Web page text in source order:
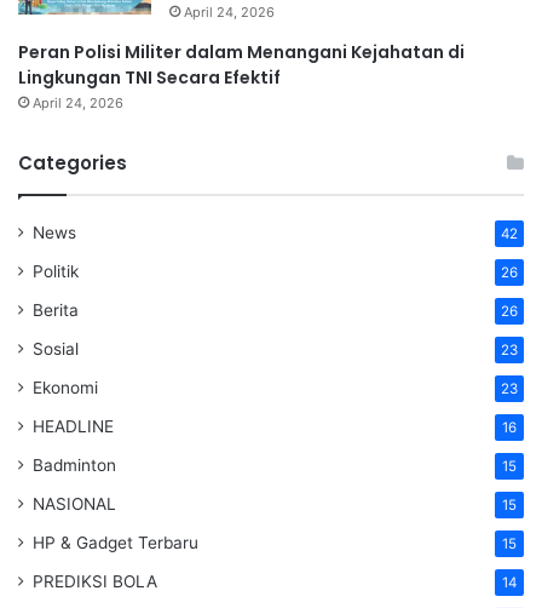
April 24, 2026
Peran Polisi Militer dalam Menangani Kejahatan di
Lingkungan TNI Secara Efektif
April 24, 2026
Categories
News 42
Politik 26
Berita 26
Sosial 23
Ekonomi 23
HEADLINE 16
Badminton 15
NASIONAL 15
HP & Gadget Terbaru 15
PREDIKSI BOLA 14